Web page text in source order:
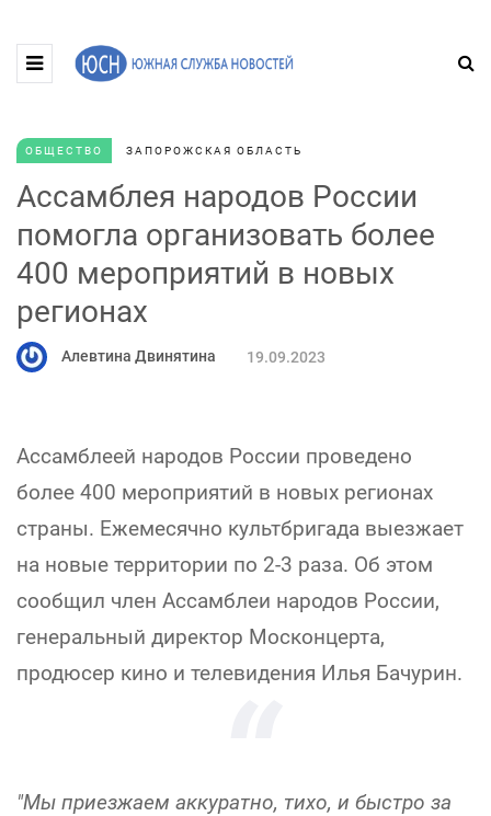
ОБЩЕСТВО ЗАПОРОЖСКАЯ ОБЛАСТЬ
Ассамблея народов России
помогла организовать более
400 мероприятий в новых
регионах
Алевтина Двинятина 19.09.2023
Ассамблеей народов России проведено
более 400 мероприятий в новых регионах
страны. Ежемесячно культбригада выезжает
на новые территории по 2-3 раза. Об этом
сообщил член Ассамблеи народов России,
генеральный директор Москонцерта,
продюсер кино и телевидения Илья Бачурин.
"Мы приезжаем аккуратно, тихо, и быстро за